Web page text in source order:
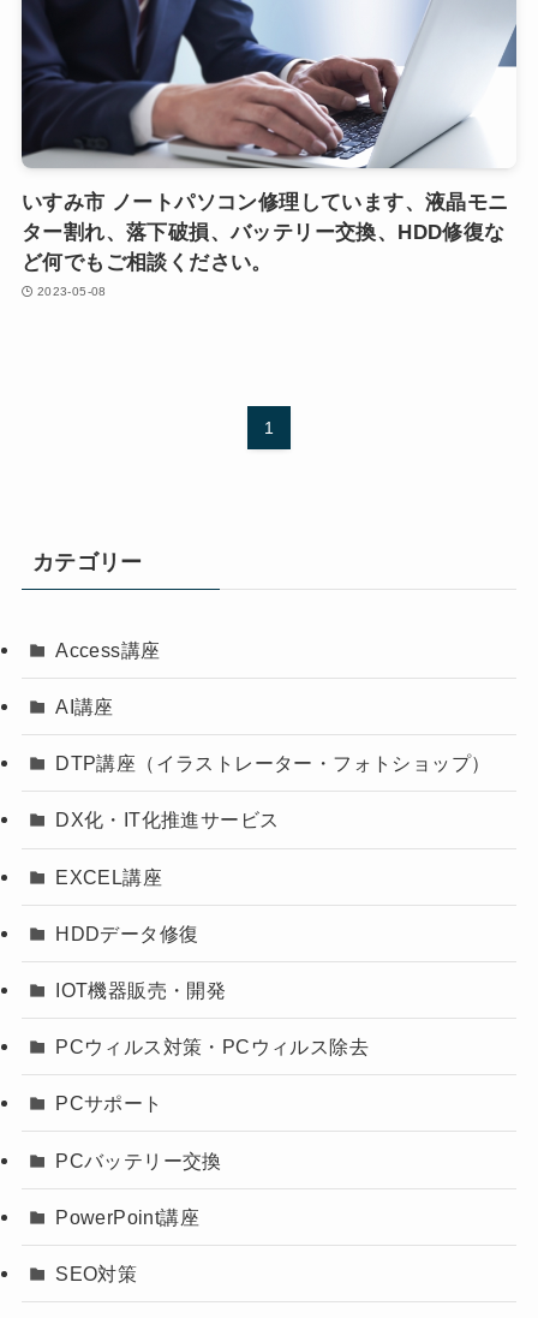
いすみ市 ノートパソコン修理しています、液晶モニ
ター割れ、落下破損、バッテリー交換、HDD修復な
ど何でもご相談ください。
2023-05-08
1
カテゴリー
Access講座
AI講座
DTP講座（イラストレーター・フォトショップ）
DX化・IT化推進サービス
EXCEL講座
HDDデータ修復
IOT機器販売・開発
PCウィルス対策・PCウィルス除去
PCサポート
PCバッテリー交換
PowerPoint講座
SEO対策